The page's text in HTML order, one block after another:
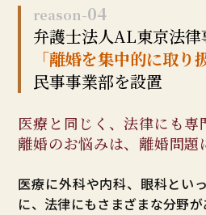
reason-04
弁護士法人AL東京法律
「離婚を集中的に取り
民事事業部を設置
医療と同じく、 法律にも専
離婚のお悩みは、離婚問題
医療に外科や内科、眼科とい
に、法律にもさまざまな分野が